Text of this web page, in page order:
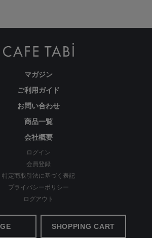
マガジン
ご利用ガイド
お問い合わせ
商品一覧
会社概要
ログイン
会員登録
特定商取引法に基づく表記
プライバシーポリシー
ログアウト
SHOPPING CART